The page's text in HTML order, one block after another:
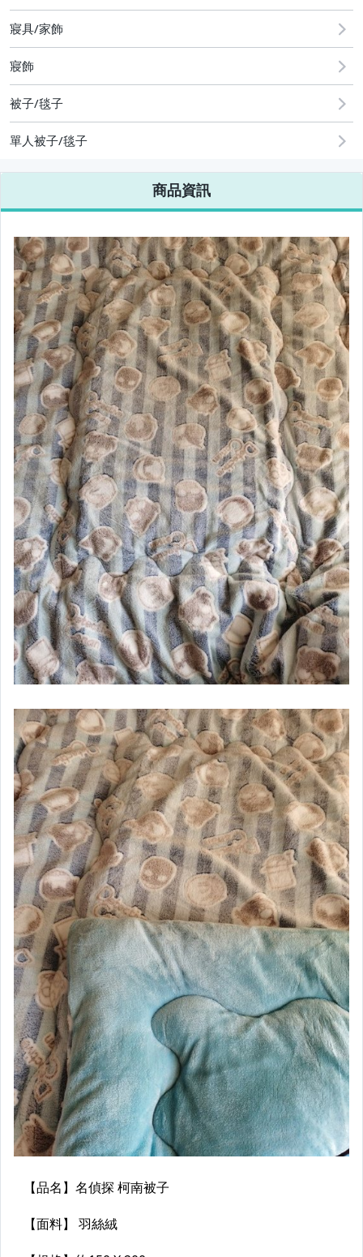
手機、配件與通訊
美容保養與彩妝
電腦、平板與周邊
運動、戶外與休閒
玩具、模型與公仔
男性精品與服飾
女裝與服飾配件
偶像、球員卡與郵幣
手錶與飾品配件
女包精品與女鞋
寢具/家飾
寢飾
被子/毯子
單人被子/毯子
商品資訊